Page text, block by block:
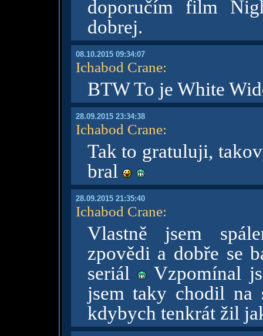
doporučím film
dobrej.
08.10.2015 09:34:07
Ichabod Crane:
BTW To je White
28.09.2015 23:34:38
Ichabod Crane:
Tak to gratuluji,
bral
28.09.2015 21:35:40
Ichabod Crane:
Vlastně jsem
zpovědi a dobře se
seriál
Vzpomínal
jsem taky chodil
kdybych tenkrát žil